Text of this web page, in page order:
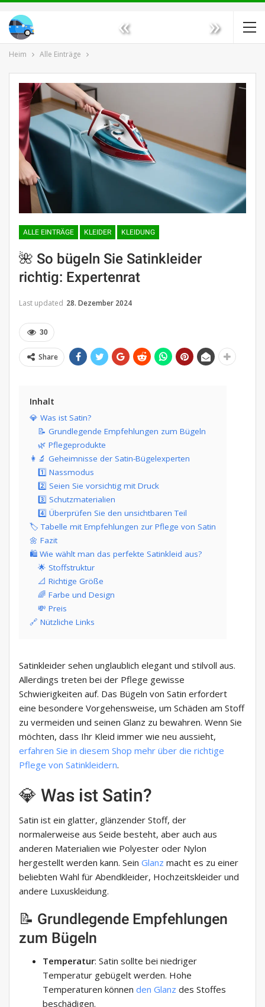
« »
Heim Alle Einträge
ALLE EINTRÄGE KLEIDER KLEIDUNG
🌺 So bügeln Sie Satinkleider
richtig: Expertenrat
Last updated 28. Dezember 2024
30
Share
Inhalt
💎 Was ist Satin?
📝 Grundlegende Empfehlungen zum Bügeln
🌿 Pflegeprodukte
👩‍🔬 Geheimnisse der Satin-Bügelexperten
1️⃣ Nassmodus
2️⃣ Seien Sie vorsichtig mit Druck
3️⃣ Schutzmaterialien
4️⃣ Überprüfen Sie den unsichtbaren Teil
🏷️ Tabelle mit Empfehlungen zur Pflege von Satin
🌼 Fazit
🛍️ Wie wählt man das perfekte Satinkleid aus?
🌟 Stoffstruktur
📐 Richtige Größe
🌈 Farbe und Design
💸 Preis
🔗 Nützliche Links
Satinkleider sehen unglaublich elegant und stilvoll aus.
Allerdings treten bei der Pflege gewisse
Schwierigkeiten auf. Das Bügeln von Satin erfordert
eine besondere Vorgehensweise, um Schäden am Stoff
zu vermeiden und seinen Glanz zu bewahren. Wenn Sie
möchten, dass Ihr Kleid immer wie neu aussieht,
erfahren Sie in diesem Shop mehr über die richtige
Pflege von Satinkleidern.
💎 Was ist Satin?
Satin ist ein glatter, glänzender Stoff, der
normalerweise aus Seide besteht, aber auch aus
anderen Materialien wie Polyester oder Nylon
hergestellt werden kann. Sein Glanz macht es zu einer
beliebten Wahl für Abendkleider, Hochzeitskleider und
andere Luxuskleidung.
📝 Grundlegende Empfehlungen
zum Bügeln
Temperatur: Satin sollte bei niedriger
Temperatur gebügelt werden. Hohe
Temperaturen können den Glanz des Stoffes
beschädigen.